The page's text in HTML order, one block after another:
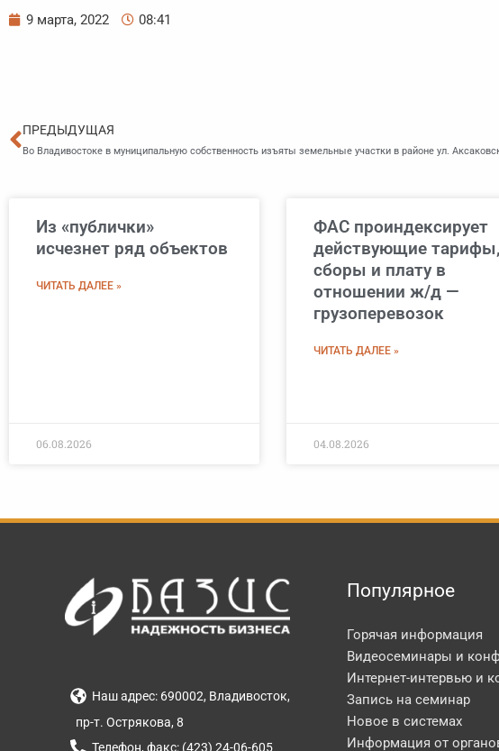
9 марта, 2022 08:41
Пред
ПРЕДЫДУЩАЯ
Во Владивостоке в муниципальную собственность изъяты земельные участки в районе ул.
Из «публички»
исчезнет ряд объектов
ЧИТАТЬ ДАЛЕЕ »
06.08.2026
ФАС проиндексирует
действующие тарифы,
сборы и плату в
отношении ж/д —
грузоперевозок
ЧИТАТЬ ДАЛЕЕ »
04.08.2026
Наш адрес: 690002, Владивосток,
пр-т. Острякова, 8
Телефон, факс: (423) 24-06-605
Популярное
Горячая информация
Видеосеминары и
Интернет-интервью и
Запись на семинар
Новое в системах
Информация от